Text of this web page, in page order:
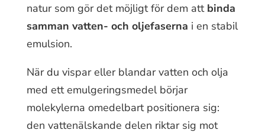
natur som gör det möjligt för dem att binda
samman vatten- och oljefaserna i en stabil
emulsion.
När du vispar eller blandar vatten och olja
med ett emulgeringsmedel börjar
molekylerna omedelbart positionera sig:
den vattenälskande delen riktar sig mot